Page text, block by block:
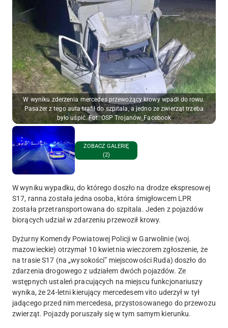
W wyniku zderzenia mercedes przewożący krowy wpadł do rowu.
Pasażer z tego auta trafił do szpitala, a jedno ze zwierząt trzeba
było uśpić. Fot. OSP Trojanów_Facebook
ZOBACZ GALERIĘ
(2)
W wyniku wypadku, do którego doszło na drodze ekspresowej
S17, ranna została jedna osoba, która śmigłowcem LPR
została przetransportowana do szpitala. Jeden z pojazdów
biorących udział w zdarzeniu przewoził krowy.
Dyżurny Komendy Powiatowej Policji w Garwolinie (woj.
mazowieckie) otrzymał 10 kwietnia wieczorem zgłoszenie, że
na trasie S17 (na „wysokości” miejscowości Ruda) doszło do
zdarzenia drogowego z udziałem dwóch pojazdów. Ze
wstępnych ustaleń pracujących na miejscu funkcjonariuszy
wynika, że 24-letni kierujący mercedesem vito uderzył w tył
jadącego przed nim mercedesa, przystosowanego do przewozu
zwierząt. Pojazdy poruszały się w tym samym kierunku.